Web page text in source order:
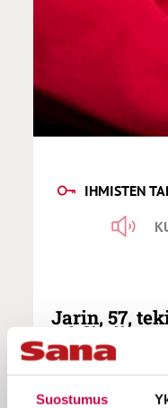
Suostumus
IHMISTEN
Jarin, 57,
mieli viinaa,
tahtoi alkaa